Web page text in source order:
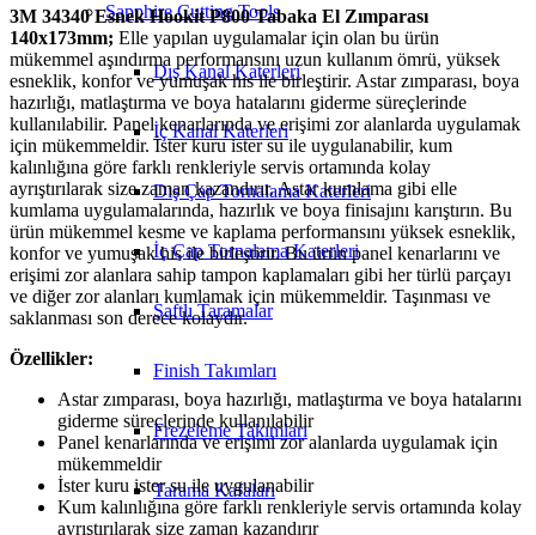
Sapphire Cutting Tools
Dış Kanal Katerleri
İç Kanal Katerleri
Dış Çap Tornalama Katerleri
İç Çap Tornalama Katerleri
Şaftlı Taramalar
Finish Takımları
Frezeleme Takımları
Tarama Kafaları
3M 34340 Esnek Hookit P800 Tabaka El Zımparası
140x173mm; Elle yapılan uygulamalar için olan bu ürün
mükemmel aşındırma performansını uzun kullanım ömrü, yüksek
esneklik, konfor ve yumuşak his ile birleştirir. Astar zımparası, boya
hazırlığı, matlaştırma ve boya hatalarını giderme süreçlerinde
kullanılabilir. Panel kenarlarında ve erişimi zor alanlarda uygulamak
için mükemmeldir. İster kuru ister su ile uygulanabilir, kum
kalınlığına göre farklı renkleriyle servis ortamında kolay
ayrıştırılarak size zaman kazandırır. Astar kumlama gibi elle
kumlama uygulamalarında, hazırlık ve boya finisajını karıştırın. Bu
ürün mükemmel kesme ve kaplama performansını yüksek esneklik,
konfor ve yumuşak his ile birleştirir. Bu ürün panel kenarlarını ve
erişimi zor alanlara sahip tampon kaplamaları gibi her türlü parçayı
ve diğer zor alanları kumlamak için mükemmeldir. Taşınması ve
saklanması son derece kolaydır.
Özellikler:
Astar zımparası, boya hazırlığı, matlaştırma ve boya hatalarını
giderme süreçlerinde kullanılabilir
Panel kenarlarında ve erişimi zor alanlarda uygulamak için
mükemmeldir
İster kuru ister su ile uygulanabilir
Kum kalınlığına göre farklı renkleriyle servis ortamında kolay
ayrıştırılarak size zaman kazandırır